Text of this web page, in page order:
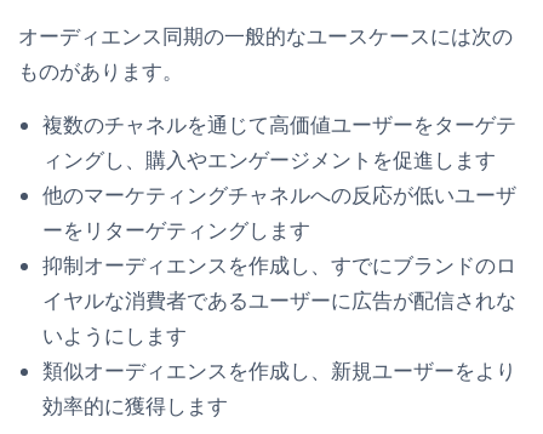
オーディエンス同期の一般的なユースケースには次の
ものがあります。
複数のチャネルを通じて高価値ユーザーをターゲテ
ィングし、購入やエンゲージメントを促進します
他のマーケティングチャネルへの反応が低いユーザ
ーをリターゲティングします
抑制オーディエンスを作成し、すでにブランドのロ
イヤルな消費者であるユーザーに広告が配信されな
いようにします
類似オーディエンスを作成し、新規ユーザーをより
効率的に獲得します